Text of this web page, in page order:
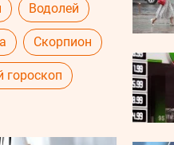
Водолей
Скорпион
гороскоп